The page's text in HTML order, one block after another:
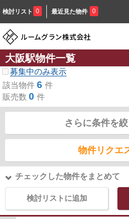
検討リスト 0 最近見た物件 0
大阪駅物件一覧
募集中のみ表示
該当物件 6 件
販売数 0 件
さらに条件を
物件リクエ
チェックした物件をまとめて
検討リストに追加